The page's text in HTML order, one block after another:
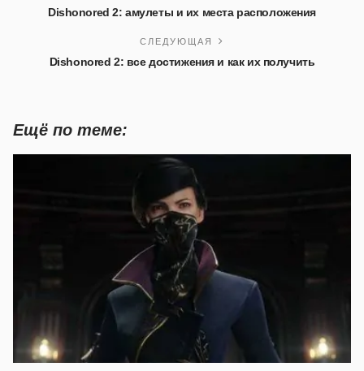
Dishonored 2: амулеты и их места расположения
СЛЕДУЮЩАЯ
Dishonored 2: все достижения и как их получить
Ещё по теме: